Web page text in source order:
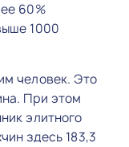
60%
1000
человек. Это
При этом
элитного
здесь 183,3